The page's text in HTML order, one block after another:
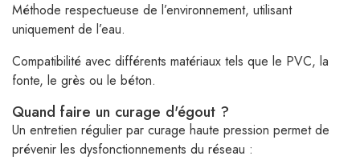
Méthode respectueuse de l’environnement, utilisant
uniquement de l’eau.
Compatibilité avec différents matériaux tels que le PVC, la
fonte, le grès ou le béton.
Quand faire un curage d'égout ?
Un entretien régulier par curage haute pression permet de
prévenir les dysfonctionnements du réseau :